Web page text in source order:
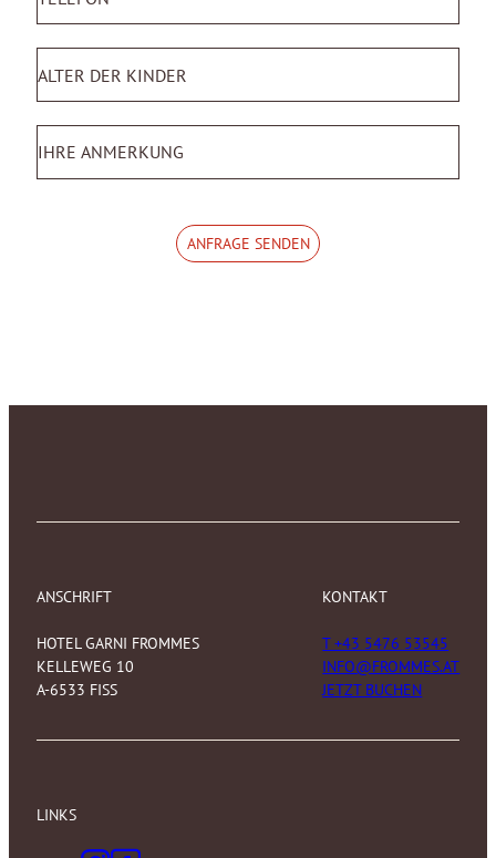
ANSCHRIFT
HOTEL GARNI FROMMES
KELLEWEG 10
A-6533 FISS
KONTAKT
T +43 5476 53545
INFO@FROMMES.AT
JETZT BUCHEN
LINKS